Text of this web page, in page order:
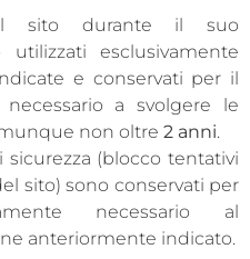
sito durante il suo
esclusivamente
e conservati per il
a svolgere le
non oltre 2 anni.
(blocco tentativi
sito) sono conservati per
necessario al
anteriormente indicato.